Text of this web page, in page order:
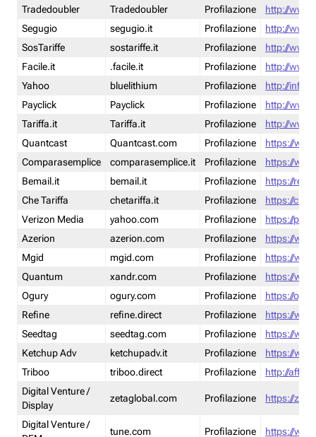
Tradedoubler
Tradedoubler Profilazione
http://
Segugio
segugio.it Profilazione
http://
SosTariffe
sostariffe.it Profilazione
http://
Facile.it
.facile.it Profilazione
http://
Yahoo
bluelithium Profilazione
http://
Payclick
Payclick Profilazione
http://
Tariffa.it
Tariffa.it Profilazione
http://
Quantcast
Quantcast.com Profilazione
https://
Comparasemplice
comparasemplice.it Profilazione
https://
Bemail.it
bemail.it Profilazione
https://
Che Tariffa
chetariffa.it Profilazione
https://
Verizon Media
yahoo.com Profilazione
https://
Azerion
azerion.com Profilazione
https://
Mgid
mgid.com Profilazione
https://
Quantum
xandr.com Profilazione
https://
Ogury
ogury.com Profilazione
https://
Refine
refine.direct Profilazione
https://
Seedtag
seedtag.com Profilazione
https://
Ketchup Adv
ketchupadv.it Profilazione
https://
Triboo
triboo.direct Profilazione
http://
Digital Venture /
Display
zetaglobal.com Profilazione https://
Digital Venture /
tune.com Profilazione https://